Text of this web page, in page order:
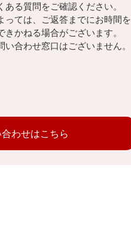
る質問をご確認ください。
っては、ご返答までにお時間を
かねる場合がございます。
合わせ窓口はございません。
わせはこちら